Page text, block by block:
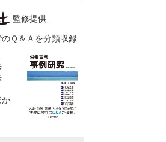
監修提供
Ｑ＆Ａを分類収録